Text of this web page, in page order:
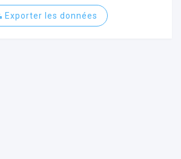
Exporter les données